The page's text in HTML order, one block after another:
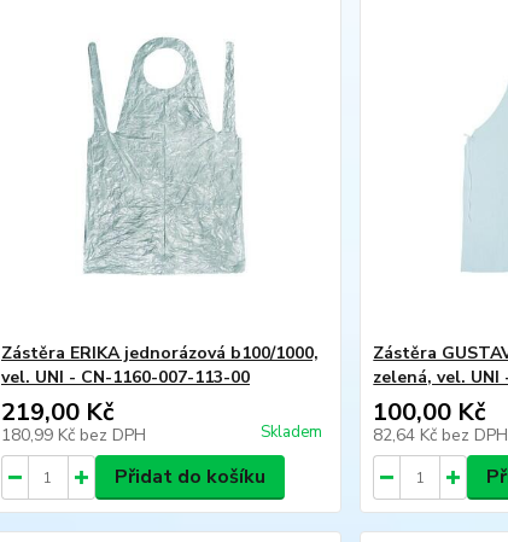
Zástěra ERIKA jednorázová b100/1000,
vel. UNI - CN-1160-007-113-00
219,00 Kč
180,99 Kč bez DPH Skladem
Přidat do košíku
Zástěra
zelená, vel. UNI
100,00 Kč
82,64 Kč bez DPH